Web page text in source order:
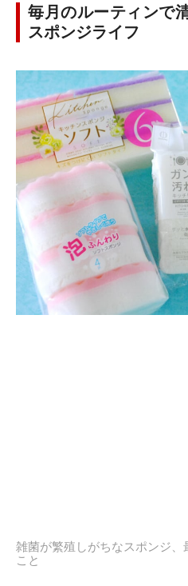
毎月のルーティンで
スポンジライフ
雑菌が繁殖しがちなスポンジ
こと